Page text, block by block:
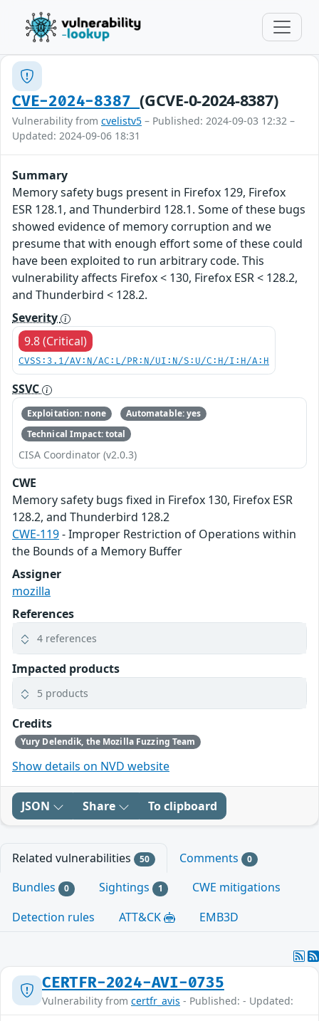
CVE-2024-8387(GCVE-0-2024-8387)
Vulnerability from cvelistv5 – Published: 2024-09-03 12:32 –
Updated: 2024-09-06 18:31
Summary
Memory safety bugs present in Firefox 129, Firefox
ESR 128.1, and Thunderbird 128.1. Some of these bugs
showed evidence of memory corruption and we
presume that with enough effort some of these could
have been exploited to run arbitrary code. This
vulnerability affects Firefox < 130, Firefox ESR < 128.2,
and Thunderbird < 128.2.
Severity
9.8 (Critical)
CVSS:3.1/AV:N/AC:L/PR:N/UI:N/S:U/C:H/I:H/A:H
SSVC
Exploitation: none
Automatable: yes
Technical Impact: total
CISA Coordinator (v2.0.3)
CWE
Memory safety bugs fixed in Firefox 130, Firefox ESR
128.2, and Thunderbird 128.2
CWE-119- Improper Restriction of Operations within
the Bounds of a Memory Buffer
Assigner
mozilla
References
4 references
Impacted products
5 products
Credits
Yury Delendik, the Mozilla Fuzzing Team
Show details on NVD website
JSON Share To clipboard
Related vulnerabilities 50 Comments 0
Bundles 0 Sightings 1
CWE mitigations
Detection rules
ATT&CK EMB3D
CERTFR-2024-AVI-0735
Vulnerability from certfr_avis - Published: - Updated: